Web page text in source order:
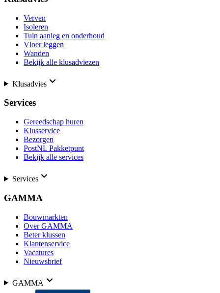
Verven
Isoleren
Tuin aanleg en onderhoud
Vloer leggen
Wanden
Bekijk alle klusadviezen
Klusadvies
Services
Gereedschap huren
Klusservice
Bezorgen
PostNL Pakketpunt
Bekijk alle services
Services
GAMMA
Bouwmarkten
Over GAMMA
Beter klussen
Klantenservice
Vacatures
Nieuwsbrief
GAMMA